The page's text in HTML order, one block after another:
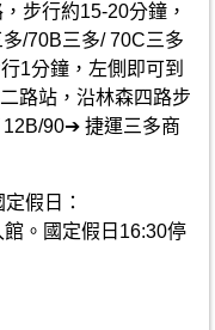
步行約15-20分鐘，
/70B三多/ 70C三多
1分鐘，左側即可到
路站，沿林森四路步
90➔ 捷運三多商
假日：
。國定假日16:30停